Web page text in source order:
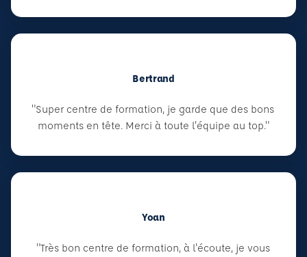
Bertrand
"Super centre de formation, je garde que des bons
moments en tête. Merci à toute l'équipe au top."
Yoan
"Très bon centre de formation, à l'écoute, je vous